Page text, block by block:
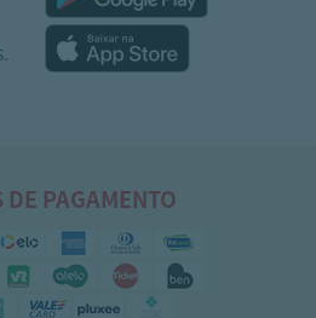
DE PAGAMENTO